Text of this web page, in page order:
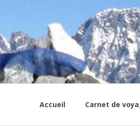
Accueil Carnet de